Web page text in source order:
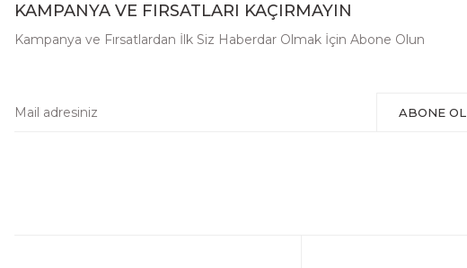
KAMPANYA VE FIRSATLARI KAÇIRMAYIN
Kampanya ve Fırsatlardan İlk Siz Haberdar Olmak İçin Abone Olun
ABONE OL